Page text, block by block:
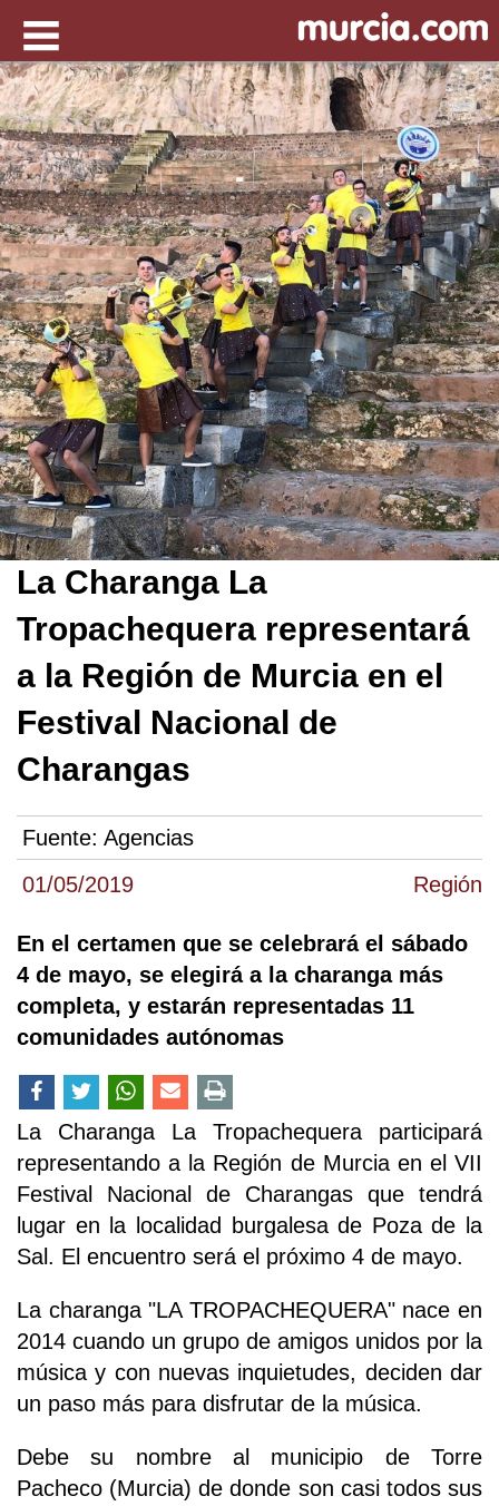
01/05/2019 Región
La Charanga La
Tropachequera representará
a la Región de Murcia en el
Festival Nacional de
Charangas
Fuente: Agencias
En el certamen que se celebrará el sábado
4 de mayo, se elegirá a la charanga más
completa, y estarán representadas 11
comunidades autónomas
La Charanga La Tropachequera participará
representando a la Región de Murcia en el VII
Festival Nacional de Charangas que tendrá
lugar en la localidad burgalesa de Poza de la
Sal. El encuentro será el próximo 4 de mayo.
La charanga "LA TROPACHEQUERA" nace en
2014 cuando un grupo de amigos unidos por la
música y con nuevas inquietudes, deciden dar
un paso más para disfrutar de la música.
Debe su nombre al municipio de Torre
Pacheco (Murcia) de donde son casi todos sus